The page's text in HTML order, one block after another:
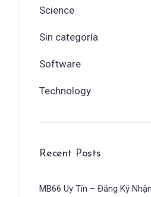
Science
Sin categoría
Software
Technology
Recent Posts
MB66 Uy Tín – Đăng Ký